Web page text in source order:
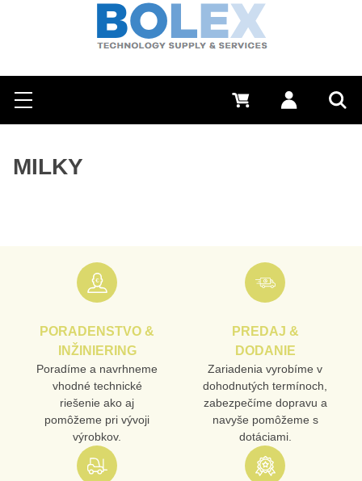
Hľadať
Menu Prihlásiť sa
0 €
MILKY
PORADENSTVO &
INŽINIERING
Poradíme a navrhneme
vhodné technické
riešenie ako aj
pomôžeme pri vývoji
výrobkov.
PREDAJ &
DODANIE
Zariadenia vyrobíme v
dohodnutých termínoch,
zabezpečíme dopravu a
navyše pomôžeme s
dotáciami.